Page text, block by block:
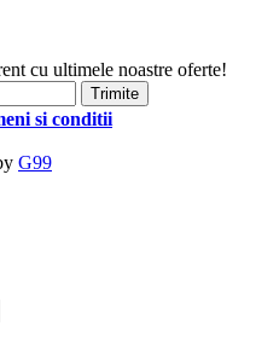
cu ultimele noastre oferte!
Trimite
si conditii
G99